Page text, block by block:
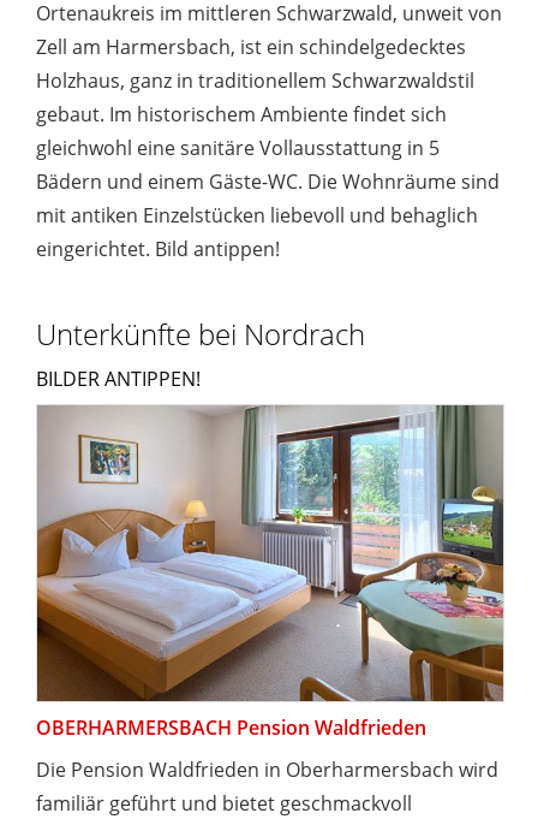
Ortenaukreis im mittleren Schwarzwald, unweit von
Zell am Harmersbach, ist ein schindelgedecktes
Holzhaus, ganz in traditionellem Schwarzwaldstil
gebaut. Im historischem Ambiente findet sich
gleichwohl eine sanitäre Vollausstattung in 5
Bädern und einem Gäste-WC. Die Wohnräume sind
mit antiken Einzelstücken liebevoll und behaglich
eingerichtet. Bild antippen!
Unterkünfte bei Nordrach
BILDER ANTIPPEN!
OBERHARMERSBACH Pension Waldfrieden
Die Pension Waldfrieden in Oberharmersbach wird
familiär geführt und bietet geschmackvoll